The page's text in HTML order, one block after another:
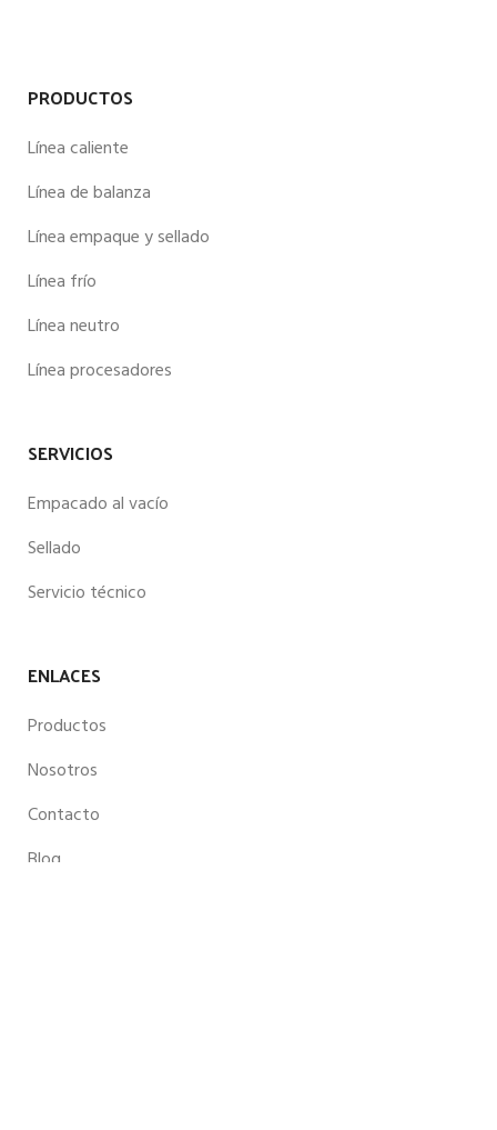
PRODUCTOS
Línea caliente
Línea de balanza
Línea empaque y sellado
Línea frío
Línea neutro
Línea procesadores
SERVICIOS
Empacado al vacío
Sellado
Servicio técnico
ENLACES
Productos
Nosotros
Contacto
Blog